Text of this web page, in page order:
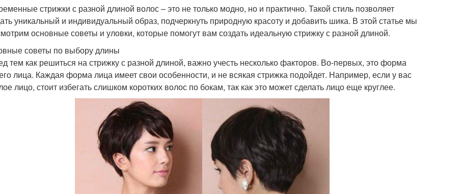
стрижки с разной длиной волос – это не только модно, но и практично. Такой стиль позволяет
уникальный и индивидуальный образ, подчеркнуть природную красоту и добавить шика. В этой статье мы
основные советы и уловки, которые помогут вам создать идеальную стрижку с разной длиной.
советы по выбору длины
тем как решиться на стрижку с разной длиной, важно учесть несколько факторов. Во-первых, это форма
лица. Каждая форма лица имеет свои особенности, и не всякая стрижка подойдет. Например, если у вас
лицо, стоит избегать слишком коротких волос по бокам, так как это может сделать лицо еще круглее.